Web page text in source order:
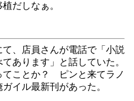
だしなぁ。
、店員さんが電話で「小説
あります」と話していた。
ことか？ ピンと来てラノ
イル最新刊があった。